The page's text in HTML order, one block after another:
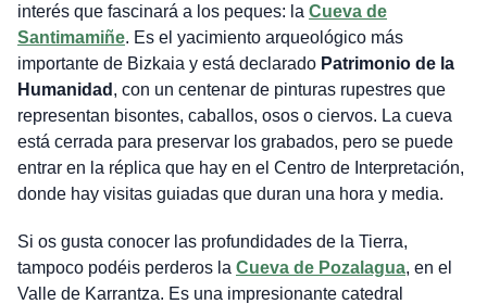
interés que fascinará a los peques: la Cueva de
Santimamiñe. Es el yacimiento arqueológico más
importante de Bizkaia y está declarado Patrimonio de la
Humanidad , con un centenar de pinturas rupestres que
representan bisontes, caballos, osos o ciervos. La cueva
está cerrada para preservar los grabados, pero se puede
entrar en la réplica que hay en el Centro de Interpretación,
donde hay visitas guiadas que duran una hora y media.
Si os gusta conocer las profundidades de la Tierra,
tampoco podéis perderos la Cueva de Pozalagua, en el
Valle de Karrantza. Es una impresionante catedral